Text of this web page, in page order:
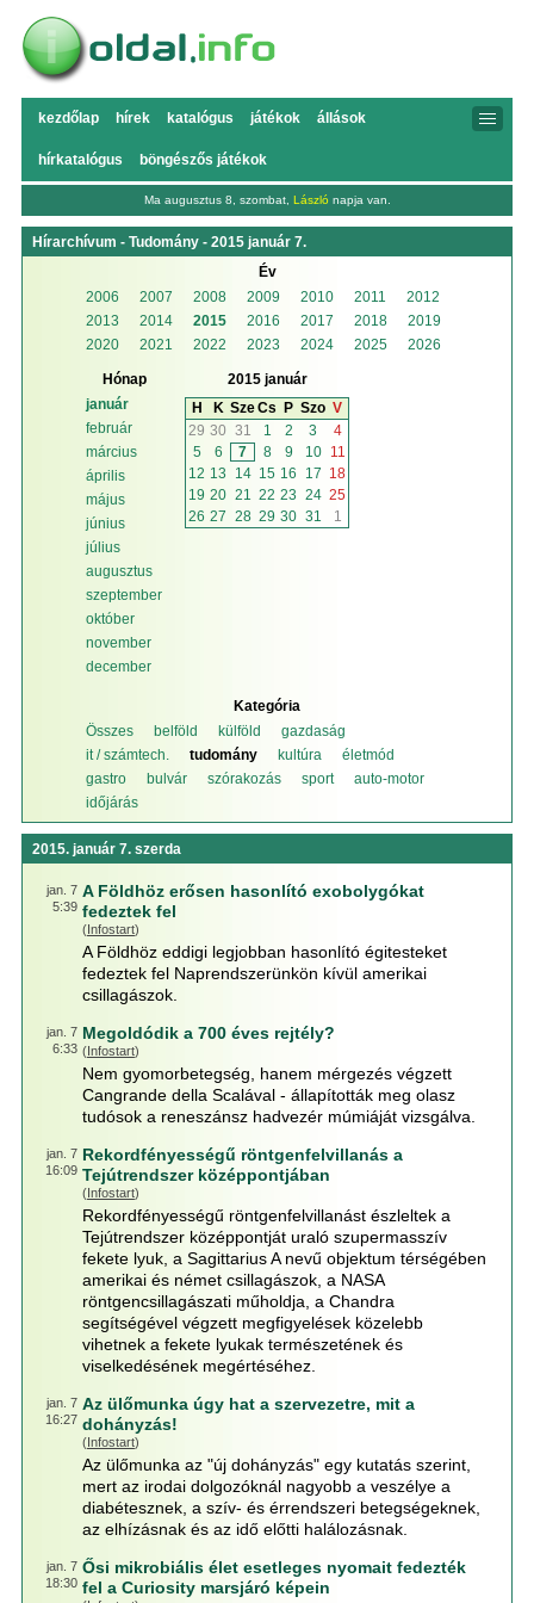
kezdőlap hírek katalógus játékok állások
hírkatalógus böngészős játékok
Ma augusztus 8, szombat, László napja van.
Hírarchívum - Tudomány - 2015 január 7.
Év
2006
2007 2008 2009 2010 2011
2012
2013
2014 2015 2016 2017 2018
2019
2020
2021 2022 2023 2024 2025 2026
Hónap
január
február
március
április
május
június
július
augusztus
szeptember
október
november
december
2015 január
H
K SzeCs P Szo V
29 30 31 1 2 3
4
5
6 7 8 9 10
11
12 13 14 15 16 17 18
19 20 21 22 23 24 25
26 27 28 29 30 31 1
Kategória
Összes
belföld külföld
gazdaság
it / számtech.
tudomány kultúra
életmód
gastro
bulvár szórakozás sport
auto-motor
időjárás
2015. január 7. szerda
jan. 7
5:39
A Földhöz erősen hasonlító exobolygókat
fedeztek fel
(Infostart)
A Földhöz eddigi legjobban hasonlító égitesteket
fedeztek fel Naprendszerünkön kívül amerikai
csillagászok.
jan. 7
6:33
Megoldódik a 700 éves rejtély?
(Infostart)
Nem gyomorbetegség, hanem mérgezés végzett
Cangrande della Scalával - állapították meg olasz
tudósok a reneszánsz hadvezér múmiáját vizsgálva.
jan. 7
16:09
Rekordfényességű röntgenfelvillanás a
Tejútrendszer középpontjában
(Infostart)
Rekordfényességű röntgenfelvillanást észleltek a
Tejútrendszer középpontját uraló szupermasszív
fekete lyuk, a Sagittarius A nevű objektum térségében
amerikai és német csillagászok, a NASA
röntgencsillagászati műholdja, a Chandra
segítségével végzett megfigyelések közelebb
vihetnek a fekete lyukak természetének és
viselkedésének megértéséhez.
jan. 7
16:27
Az ülőmunka úgy hat a szervezetre, mit a
dohányzás!
(Infostart)
Az ülőmunka az "új dohányzás" egy kutatás szerint,
mert az irodai dolgozóknál nagyobb a veszélye a
diabétesznek, a szív- és érrendszeri betegségeknek,
az elhízásnak és az idő előtti halálozásnak.
jan. 7
18:30
Ősi mikrobiális élet esetleges nyomait fedezték
fel a Curiosity marsjáró képein